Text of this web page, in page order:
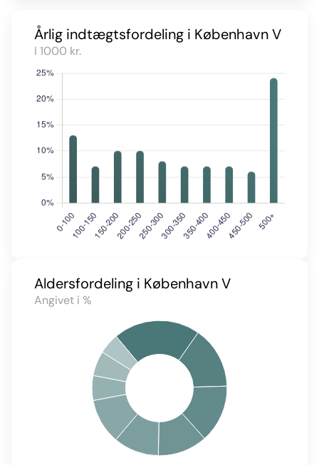
Årlig indtægtsfordeling i København V
I 1000 kr.
Aldersfordeling i København V
Angivet i %